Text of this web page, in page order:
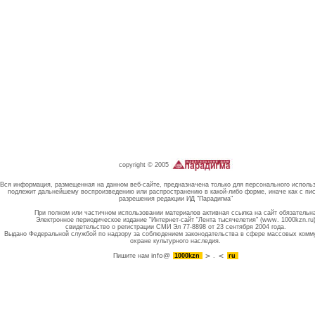
copyright © 2005
Вся информация, размещенная на данном веб-сайте, предназначена только для персонального
подлежит дальнейшему воспроизведению или распространению в какой-либо форме, иначе как с
разрешения редакции ИД "Парадигма"
При полном или частичном использовании материалов активная ссылка на сайт
Электронное периодическое издание "Интернет-сайт "Лента тысячелетия" (www. 1000kzn.ru)
свидетельство о регистрации СМИ Эл 77-8898 от 23 сентября 2004 года.
Выдано Федеральной службой по надзору за соблюдением законодательства в сфере массовых
охране культурного наследия.
Пишите намinfo@ 1000kzn . ru